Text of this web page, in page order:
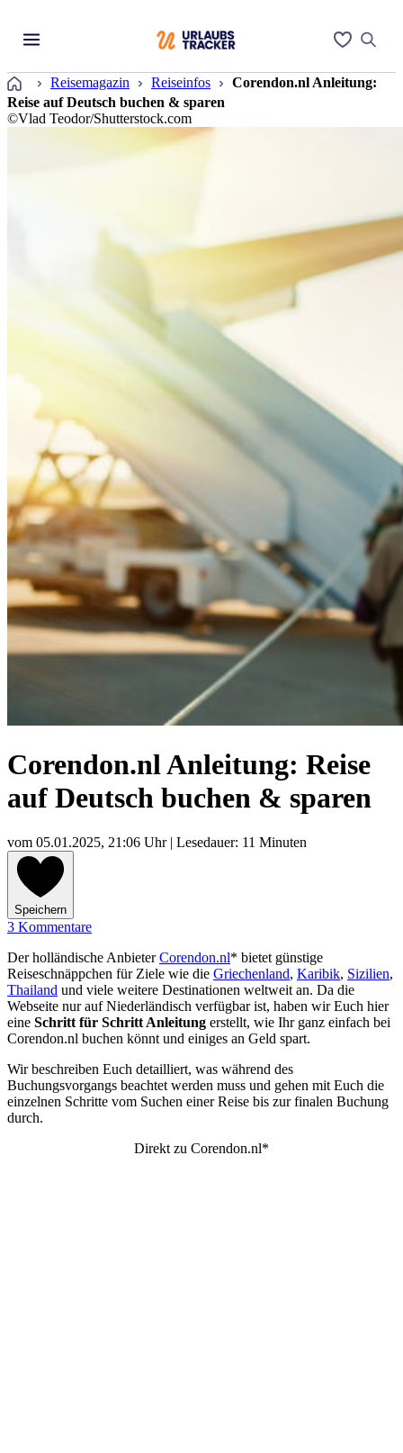
Startseite
Reisemagazin Reiseinfos
Corendon.nl Anleitung:
Reise auf Deutsch buchen & sparen
©Vlad Teodor/Shutterstock.com
Corendon.nl Anleitung: Reise
auf Deutsch buchen & sparen
vom 05.01.2025, 21:06 Uhr| Lesedauer: 11 Minuten
Speichern
3 Kommentare
Der holländische AnbieterCorendon.nl* bietet günstige
Reiseschnäppchen für Ziele wie die Griechenland, Karibik, Sizilien,
Thailand und viele weitere Destinationen weltweit an. Da die
Webseite nur auf Niederländisch verfügbar ist, haben wir Euch hier
eine Schritt für Schritt Anleitung erstellt, wie Ihr ganz einfach bei
Corendon.nl buchen könnt und einiges an Geld spart.
Wir beschreiben Euch detailliert, was während des
Buchungsvorgangs beachtet werden muss und gehen mit Euch die
einzelnen Schritte vom Suchen einer Reise bis zur finalen Buchung
durch.
Direkt zu Corendon.nl*